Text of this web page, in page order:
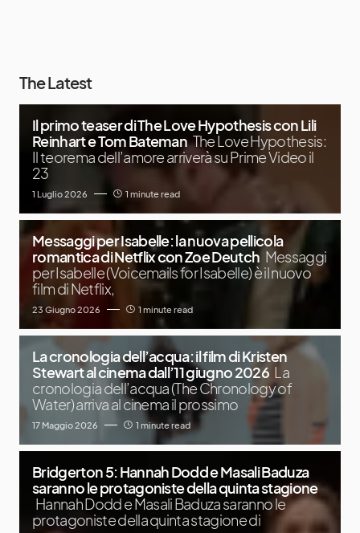
The Latest
Il primo teaser di The Love Hypothesis con Lili
Reinhart e Tom Bateman The Love Hypothesis:
Il teorema dell’amore arriverà su Prime Video il
23
1 Luglio 2026 1 minute read
Messaggi per Isabelle: la nuova pellicola
romantica di Netflix con Zoe Deutch Messaggi
per Isabelle (Voicemails for Isabelle) è il nuovo
film di Netflix,
23 Giugno 2026 1 minute read
La cronologia dell’acqua: il film di Kristen
Stewart al cinema dall’11 giugno 2026 La
cronologia dell’acqua (The Chronology of
Water) arriva al cinema il prossimo
17 Maggio 2026 1 minute read
Bridgerton 5: Hannah Dodd e Masali Baduza
saranno le protagoniste della quinta stagione
Hannah Dodd e Masali Baduza saranno le
protagoniste della quinta stagione di